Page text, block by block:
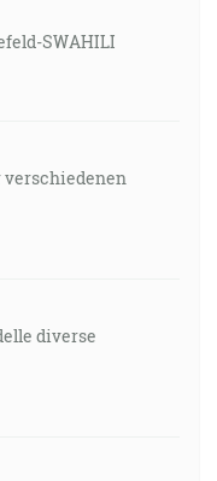
SWAHILI
verschiedenen
diverse